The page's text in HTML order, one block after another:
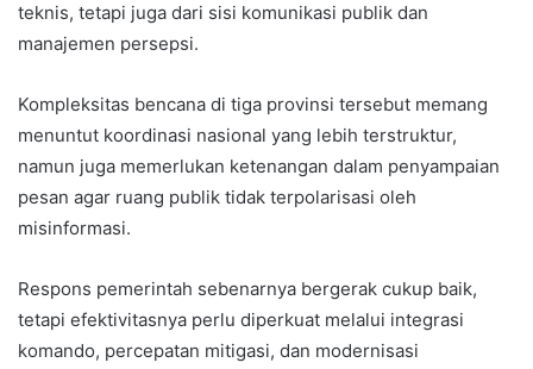
teknis, tetapi juga dari sisi komunikasi publik dan
manajemen persepsi.
Kompleksitas bencana di tiga provinsi tersebut memang
menuntut koordinasi nasional yang lebih terstruktur,
namun juga memerlukan ketenangan dalam penyampaian
pesan agar ruang publik tidak terpolarisasi oleh
misinformasi.
Respons pemerintah sebenarnya bergerak cukup baik,
tetapi efektivitasnya perlu diperkuat melalui integrasi
komando, percepatan mitigasi, dan modernisasi